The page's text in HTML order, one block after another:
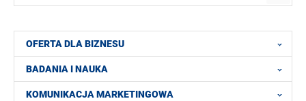
OFERTA DLA BIZNESU
BADANIA I NAUKA
KOMUNIKACJA MARKETINGOWA